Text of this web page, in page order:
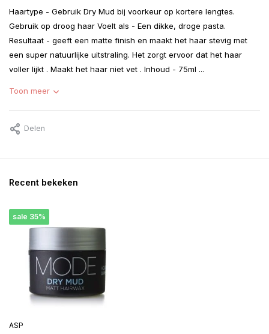
Haartype - Gebruik Dry Mud bij voorkeur op kortere lengtes.
Gebruik op droog haar Voelt als - Een dikke, droge pasta.
Resultaat - geeft een matte finish en maakt het haar stevig met
een super natuurlijke uitstraling. Het zorgt ervoor dat het haar
voller lijkt . Maakt het haar niet vet . Inhoud - 75ml ...
Toon meer
Delen
Recent bekeken
sale 35%
ASP